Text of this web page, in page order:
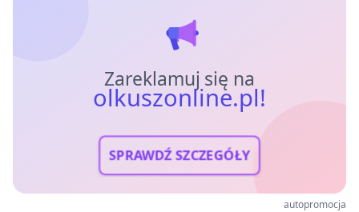
Zareklamuj się na
olkuszonline.pl!
SPRAWDŹ SZCZEGÓŁY
autopromocja